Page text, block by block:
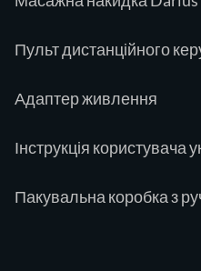
Пульт дистанційного
Адаптер живлення
Інструкція користувача
Пакувальна коробка з